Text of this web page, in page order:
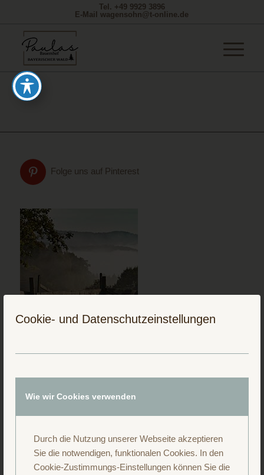
Cookie- und Datenschutzeinstellungen
Wie wir Cookies verwenden
Durch die Nutzung unserer Webseite akzeptieren
Sie die notwendigen, funktionalen Cookies. In den
Cookie-Zustimmungs-Einstellungen können Sie die
Tel. +49 9929 3896
E-Mail wagensohn@t-online.de
Folge uns auf Pinterest